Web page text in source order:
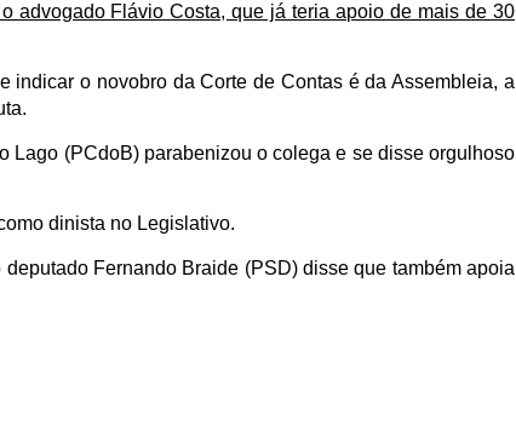
advogado Flávio Costa, que já teria apoio de mais de 30
indicar o novobro da Corte de Contas é da Assembleia, a
Lago (PCdoB) parabenizou o colega e se disse orgulhoso
dinista no Legislativo.
Fernando Braide (PSD) disse que também apoia